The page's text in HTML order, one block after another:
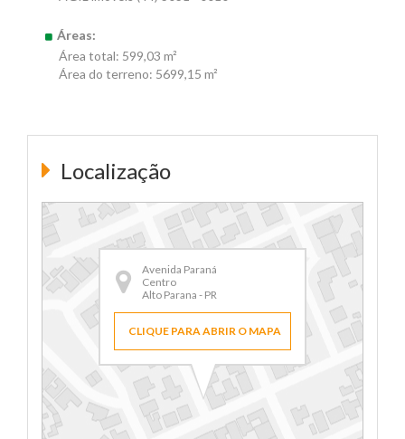
Áreas:
Área total: 599,03 m²
Área do terreno: 5699,15 m²
Localização
Avenida Paraná
Centro
Alto Parana - PR
CLIQUE PARA ABRIR O MAPA